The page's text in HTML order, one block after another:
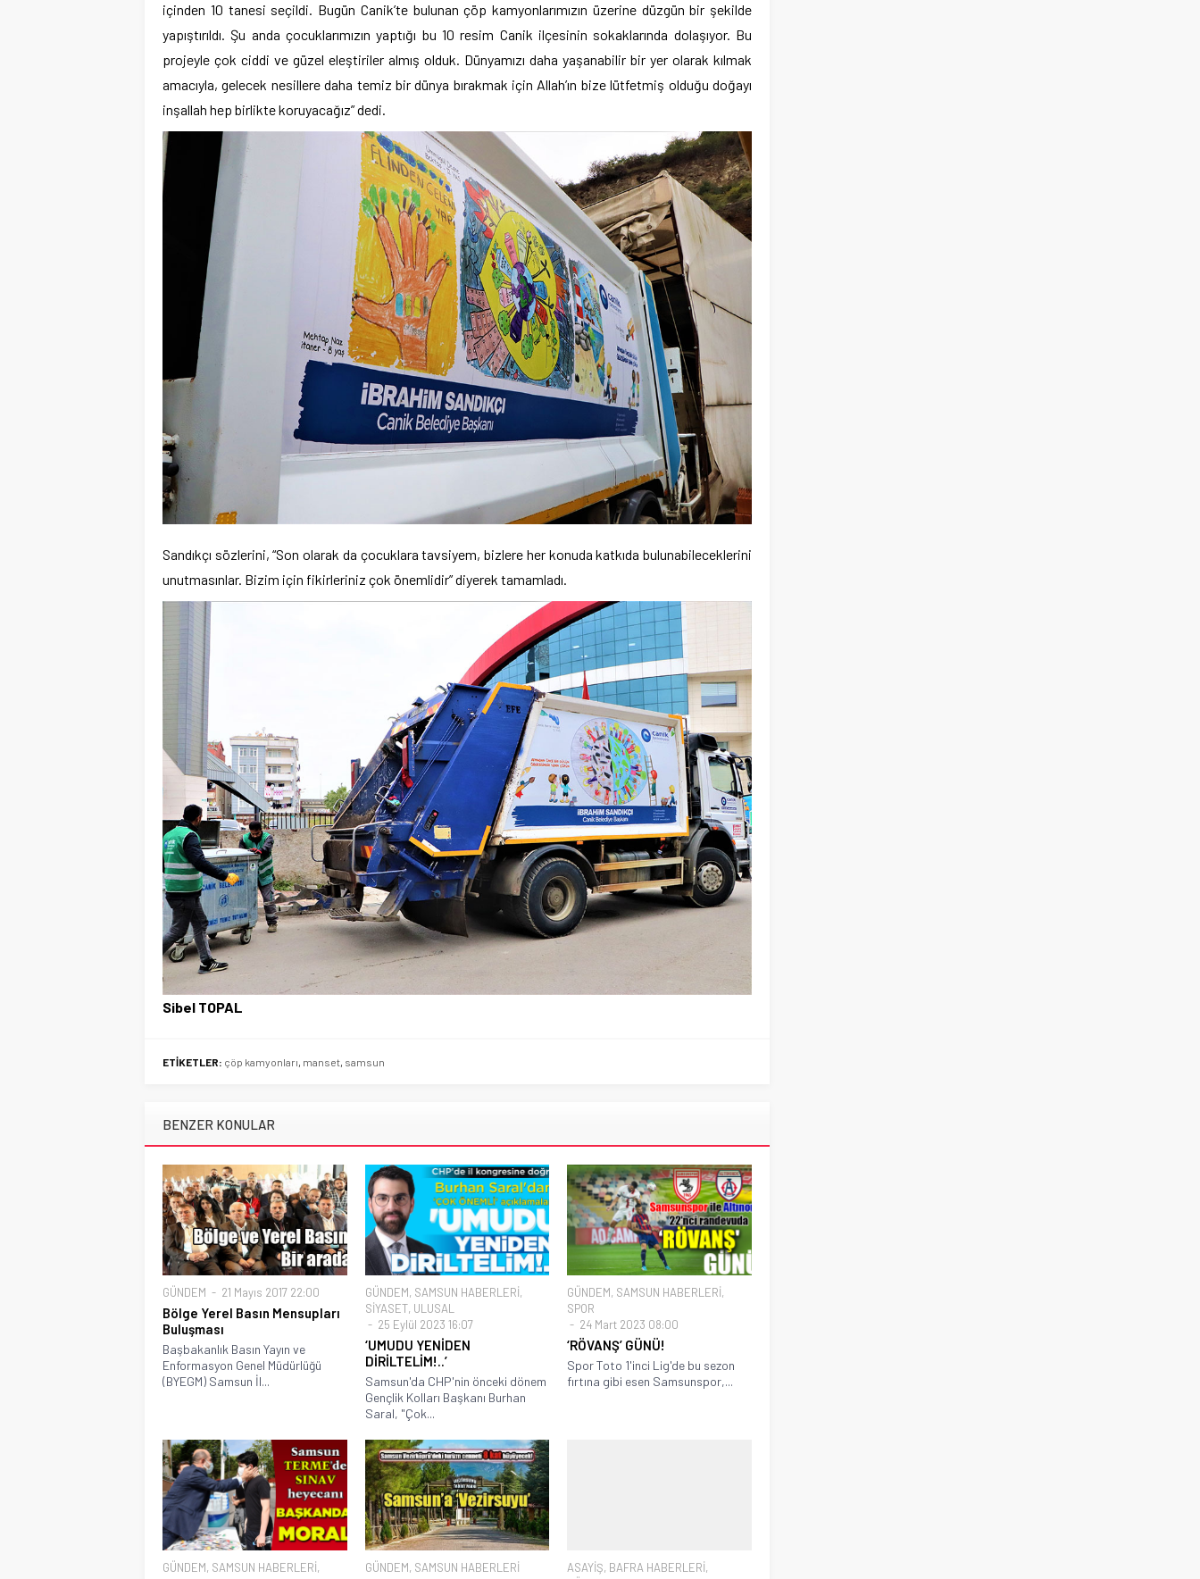
içinden 10 tanesi seçildi. Bugün Canik’te bulunan çöp kamyonlarımızın üzerine düzgün bir şekilde
yapıştırıldı. Şu anda çocuklarımızın yaptığı bu 10 resim Canik ilçesinin sokaklarında dolaşıyor. Bu
projeyle çok ciddi ve güzel eleştiriler almış olduk. Dünyamızı daha yaşanabilir bir yer olarak kılmak
amacıyla, gelecek nesillere daha temiz bir dünya bırakmak için Allah’ın bize lütfetmiş olduğu doğayı
inşallah hep birlikte koruyacağız” dedi.
Sandıkçı sözlerini, “Son olarak da çocuklara tavsiyem, bizlere her konuda katkıda bulunabileceklerini
unutmasınlar. Bizim için fikirleriniz çok önemlidir” diyerek tamamladı.
Sibel TOPAL
ETİKETLER: çöp kamyonları manset samsun
BENZER KONULAR
GÜNDEM 21 Mayıs 2017 22:00
Bölge Yerel Basın Mensupları
Buluşması
Başbakanlık Basın Yayın ve
Enformasyon Genel Müdürlüğü
(BYEGM) Samsun İl...
GÜNDEM, SAMSUN HABERLERİ,
SİYASET, ULUSAL
25 Eylül 2023 16:07
‘UMUDU YENİDEN
DİRİLTELİM!..’
Samsun'da CHP'nin önceki dönem
Gençlik Kolları Başkanı Burhan
Saral, "Çok...
GÜNDEM, SAMSUN HABERLERİ,
SPOR
24 Mart 2023 08:00
‘RÖVANŞ’ GÜNÜ!
Spor Toto 1'inci Lig'de bu sezon
fırtına gibi esen Samsunspor,...
GÜNDEM, SAMSUN HABERLERİ,
GÜNDEM, SAMSUN HABERLERİ
ASAYİŞ, BAFRA HABERLERİ,